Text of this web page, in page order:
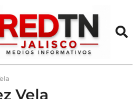
Vela